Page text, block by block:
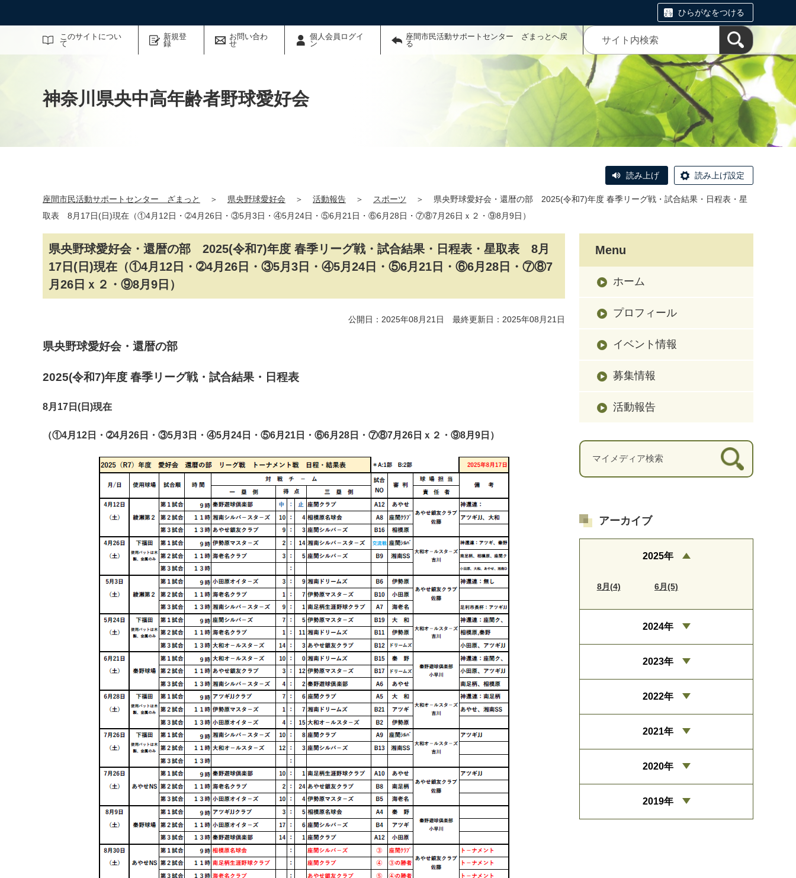
ひらがなをつける
このサイトについ
て
新規登
録
お問い合わ
せ
個人会員ログイ
ン
座間市民活動サポートセンター ざまっとへ戻
る
サイト内検索
神奈川県央中高年齢者野球愛好会
読み上げ 読み上げ設定
座間市民活動サポートセンター ざまっと ＞ 県央野球愛好会 ＞ 活動報告 ＞ スポーツ ＞
県央野球愛好会・還暦の部 2025(令和7)年度 春季リーグ戦・試合結果・日程表・星
取表 8月17日(日)現在（①4月12日・➁4月26日・③5月3日・④5月24日・⑤6月21日・⑥6月28日・⑦⑧7月26日ｘ２・⑨8月9日）
県央野球愛好会・還暦の部 2025(令和7)年度 春季リーグ戦・試合結果・日程表・星取表 8月
17日(日)現在（①4月12日・➁4月26日・③5月3日・④5月24日・⑤6月21日・⑥6月28日・⑦⑧7
月26日ｘ２・⑨8月9日）
公開日：2025年08月21日 最終更新日：2025年08月21日
県央野球愛好会・還暦の部
2025(令和7)年度 春季リーグ戦・試合結果・日程表
8月17日(日)現在
（①4月12日・➁4月26日・③5月3日・④5月24日・⑤6月21日・⑥6月28日・⑦⑧7月26日ｘ２・⑨8月9日）
Menu
ホーム
プロフィール
イベント情報
募集情報
活動報告
アーカイブ
2025年
8月(4) 6月(5)
2024年
2023年
2022年
2021年
2020年
2019年